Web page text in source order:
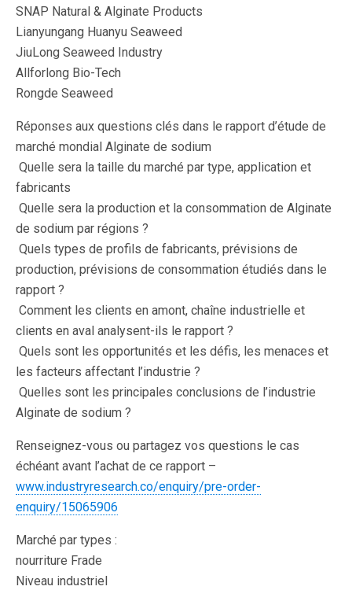
SNAP Natural & Alginate Products
Lianyungang Huanyu Seaweed
JiuLong Seaweed Industry
Allforlong Bio-Tech
Rongde Seaweed
Réponses aux questions clés dans le rapport d’étude de
marché mondial Alginate de sodium
 Quelle sera la taille du marché par type, application et
fabricants
 Quelle sera la production et la consommation de Alginate
de sodium par régions ?
 Quels types de profils de fabricants, prévisions de
production, prévisions de consommation étudiés dans le
rapport ?
 Comment les clients en amont, chaîne industrielle et
clients en aval analysent-ils le rapport ?
 Quels sont les opportunités et les défis, les menaces et
les facteurs affectant l’industrie ?
 Quelles sont les principales conclusions de l’industrie
Alginate de sodium ?
Renseignez-vous ou partagez vos questions le cas
échéant avant l’achat de ce rapport –
www.industryresearch.co/enquiry/pre-order-
enquiry/15065906
Marché par types :
nourriture Frade
Niveau industriel